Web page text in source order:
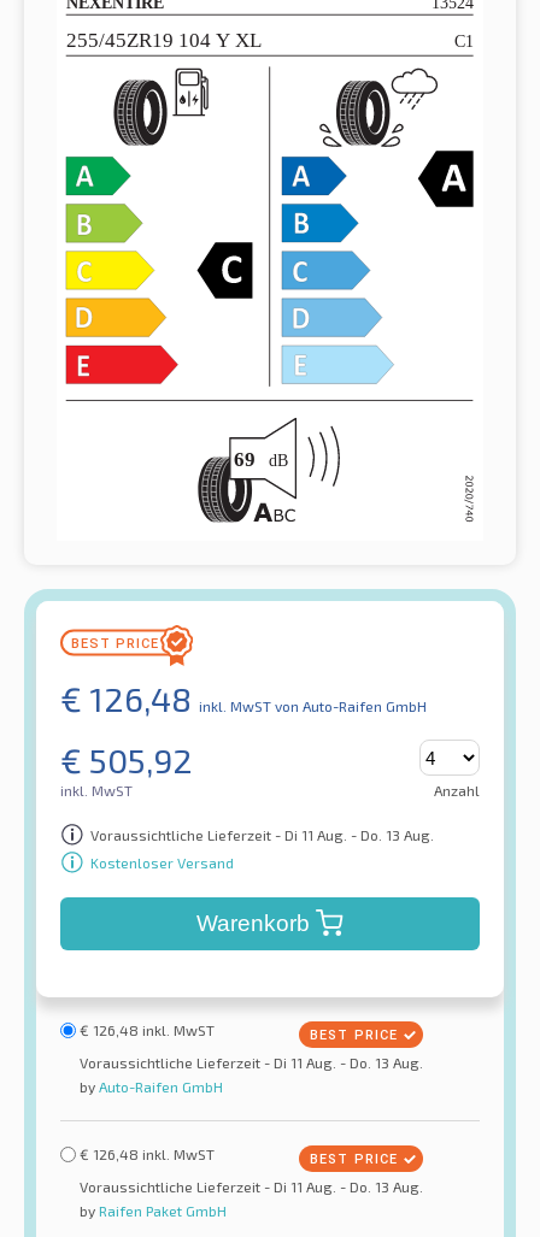
€ 126,48 inkl. MwST von Auto-Raifen GmbH
€ 505,92
inkl. MwST Anzahl
Voraussichtliche Lieferzeit - Di 11 Aug. - Do. 13 Aug.
Kostenloser Versand
Warenkorb
€ 126,48 inkl. MwST
Voraussichtliche Lieferzeit - Di 11 Aug. - Do. 13 Aug.
by Auto-Raifen GmbH
€ 126,48 inkl. MwST
Voraussichtliche Lieferzeit - Di 11 Aug. - Do. 13 Aug.
by Raifen Paket GmbH